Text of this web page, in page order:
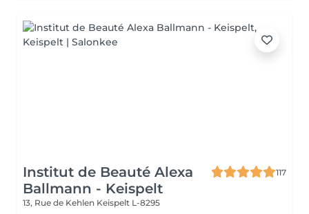
Institut de Beauté Alexa
Ballmann - Keispelt
117
13, Rue de Kehlen Keispelt L-8295